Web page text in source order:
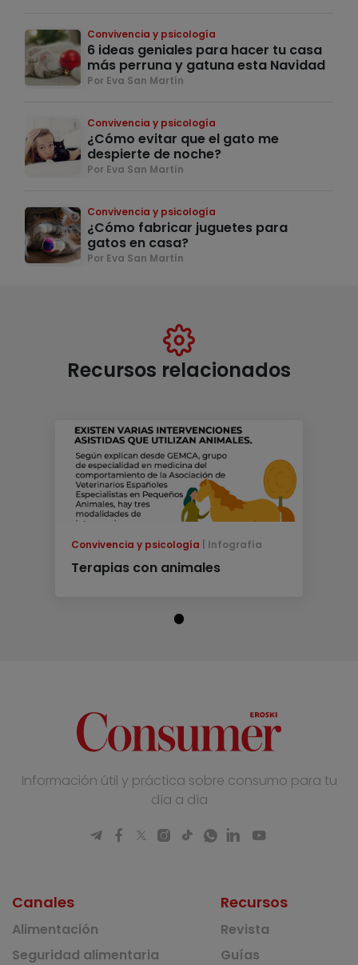
Convivencia y psicología
6 ideas geniales para hacer tu casa
más perruna y gatuna esta Navidad
Por Eva San Martín
Convivencia y psicología
¿Cómo evitar que el gato me
despierte de noche?
Por Eva San Martín
Convivencia y psicología
¿Cómo fabricar juguetes para
gatos en casa?
Por Eva San Martín
Recursos relacionados
Convivencia y psicología Infografía
Terapias con animales
Información útil y práctica sobre consumo para tu
día a día
Canales
Alimentación
Seguridad alimentaria
Recursos
Revista
Guías